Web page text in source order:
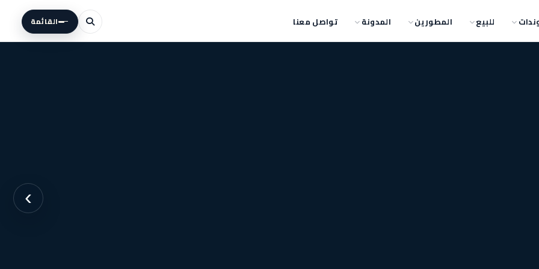
للبيع المطورين المدونة تواصل معنا القائمة
›